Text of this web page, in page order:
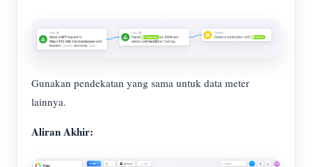
Gunakan pendekatan yang sama untuk data meter
lainnya.
Aliran Akhir: